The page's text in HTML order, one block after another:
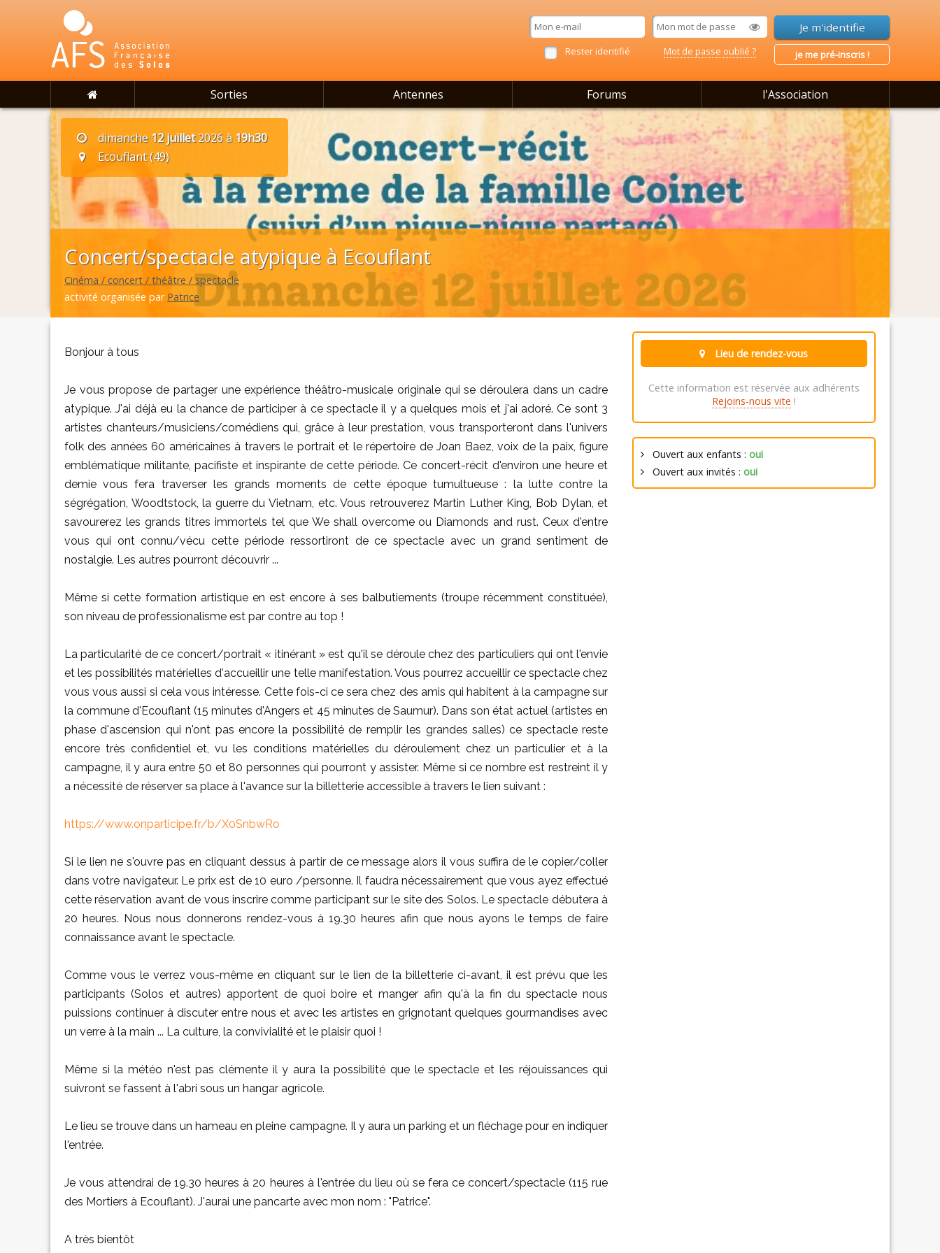
Rester identifié Mot de passe oublié ? je me pré-inscris !
Sorties Antennes Forums l'Association
dimanche 12 juillet2026 à 19h30
Ecouflant (49)
Concert/spectacle atypique à Ecouflant
Cinéma / concert / théâtre / spectacle
activité organisée par Patrice
Bonjour à tous
Je vous propose de partager une expérience théâtro-musicale originale qui se déroulera dans un cadre
atypique. J'ai déjà eu la chance de participer à ce spectacle il y a quelques mois et j'ai adoré. Ce sont 3
artistes chanteurs/musiciens/comédiens qui, grâce à leur prestation, vous transporteront dans l'univers
folk des années 60 américaines à travers le portrait et le répertoire de Joan Baez, voix de la paix, figure
emblématique militante, pacifiste et inspirante de cette période. Ce concert-récit d'environ une heure et
demie vous fera traverser les grands moments de cette époque tumultueuse : la lutte contre la
ségrégation, Woodtstock, la guerre du Vietnam, etc. Vous retrouverez Martin Luther King, Bob Dylan, et
savourerez les grands titres immortels tel que We shall overcome ou Diamonds and rust. Ceux d'entre
vous qui ont connu/vécu cette période ressortiront de ce spectacle avec un grand sentiment de
nostalgie. Les autres pourront découvrir ...
Même si cette formation artistique en est encore à ses balbutiements (troupe récemment constituée),
son niveau de professionalisme est par contre au top !
La particularité de ce concert/portrait « itinérant » est qu'il se déroule chez des particuliers qui ont l'envie
et les possibilités matérielles d'accueillir une telle manifestation. Vous pourrez accueillir ce spectacle chez
vous vous aussi si cela vous intéresse. Cette fois-ci ce sera chez des amis qui habitent à la campagne sur
la commune d'Ecouflant (15 minutes d'Angers et 45 minutes de Saumur). Dans son état actuel (artistes en
phase d'ascension qui n'ont pas encore la possibilité de remplir les grandes salles) ce spectacle reste
encore très confidentiel et, vu les conditions matérielles du déroulement chez un particulier et à la
campagne, il y aura entre 50 et 80 personnes qui pourront y assister. Même si ce nombre est restreint il y
a nécessité de réserver sa place à l'avance sur la billetterie accessible à travers le lien suivant :
https://www.onparticipe.fr/b/X0SnbwRo
Si le lien ne s'ouvre pas en cliquant dessus à partir de ce message alors il vous suffira de le copier/coller
dans votre navigateur. Le prix est de 10 euro /personne. Il faudra nécessairement que vous ayez effectué
cette réservation avant de vous inscrire comme participant sur le site des Solos. Le spectacle débutera à
20 heures. Nous nous donnerons rendez-vous à 19.30 heures afin que nous ayons le temps de faire
connaissance avant le spectacle.
Comme vous le verrez vous-même en cliquant sur le lien de la billetterie ci-avant, il est prévu que les
participants (Solos et autres) apportent de quoi boire et manger afin qu'à la fin du spectacle nous
puissions continuer à discuter entre nous et avec les artistes en grignotant quelques gourmandises avec
un verre à la main ... La culture, la convivialité et le plaisir quoi !
Même si la météo n'est pas clémente il y aura la possibilité que le spectacle et les réjouissances qui
suivront se fassent à l'abri sous un hangar agricole.
Le lieu se trouve dans un hameau en pleine campagne. Il y aura un parking et un fléchage pour en indiquer
l'entrée.
Je vous attendrai de 19.30 heures à 20 heures à l'entrée du lieu où se fera ce concert/spectacle (115 rue
des Mortiers à Ecouflant). J'aurai une pancarte avec mon nom : "Patrice".
A très bientôt
Lieu de rendez-vous
Cette information est réservée aux adhérents
Rejoins-nous vite !
Ouvert aux enfants : oui
Ouvert aux invités : oui